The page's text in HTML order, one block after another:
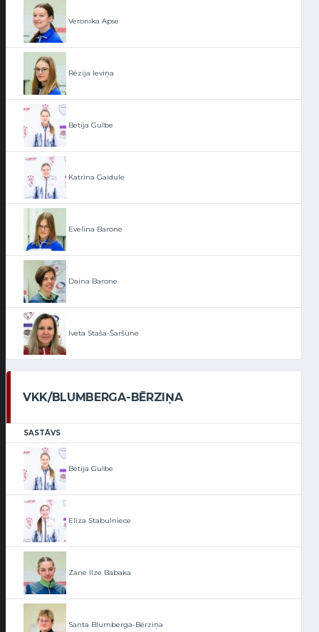
Veronika Apse
Rēzija Ieviņa
Betija Gulbe
Katrīna Gaidule
Evelīna Barone
Daina Barone
Iveta Staša-Šaršūne
VKK/BLUMBERGA-BĒRZIŅA
SASTĀVS
Betija Gulbe
Elīza Stabulniece
Zane Ilze Babaka
Santa Blumberga-Bērziņa